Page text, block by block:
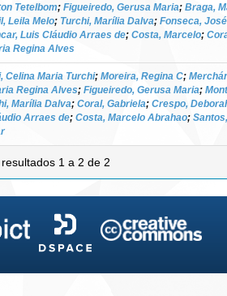
Tetelbom; Figueiredo, Gerusa Maria; Braga,
Leila Melo; Turchi, Marília Dalva; Fonseca,
Luis Cláudio Arraes de; Costa, Marcelo;
Regina Alves
Celina Maria Turchi; Moreira, Regina C;
Regina Alves; Figueiredo, Gerusa Maria;
Marília Dalva; Coral, Gabriela; Crespo,
Arraes de; Costa, Marcelo Abrahao;
1 a 2 de 2